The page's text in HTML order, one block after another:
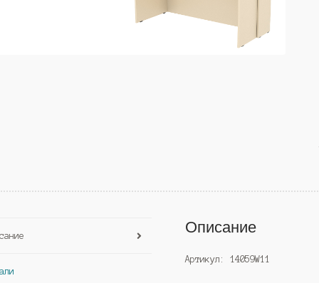
Описание
Артикул: 14059W11